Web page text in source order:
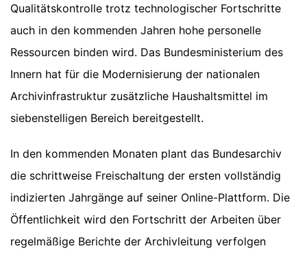
Qualitätskontrolle trotz technologischer Fortschritte
auch in den kommenden Jahren hohe personelle
Ressourcen binden wird. Das Bundesministerium des
Innern hat für die Modernisierung der nationalen
Archivinfrastruktur zusätzliche Haushaltsmittel im
siebenstelligen Bereich bereitgestellt.
In den kommenden Monaten plant das Bundesarchiv
die schrittweise Freischaltung der ersten vollständig
indizierten Jahrgänge auf seiner Online-Plattform. Die
Öffentlichkeit wird den Fortschritt der Arbeiten über
regelmäßige Berichte der Archivleitung verfolgen